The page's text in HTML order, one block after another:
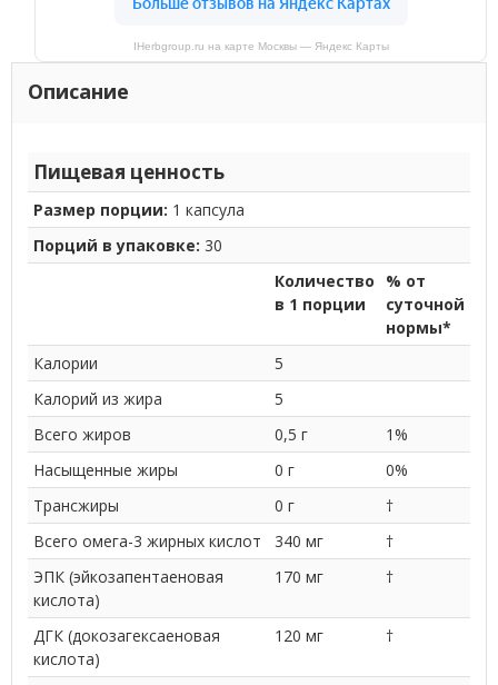
IHerbgroup.ru на карте Москвы — Яндекс Карты
Описание
Пищевая ценность
Размер порции: 1 капсула
Порций в упаковке: 30
Количество
в 1 порции
% от
суточной
нормы*
Калории
5
Калорий из жира
5
Всего жиров
0,5 г
1%
Насыщенные жиры
0 г
0%
Трансжиры
0 г
†
Всего омега-3 жирных кислот
340 мг
†
ЭПК (эйкозапентаеновая
кислота)
170 мг †
ДГК (докозагексаеновая
кислота)
120 мг †